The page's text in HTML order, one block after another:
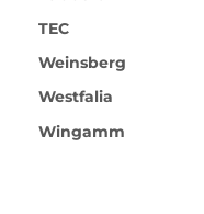
TEC
Weinsberg
Westfalia
Wingamm